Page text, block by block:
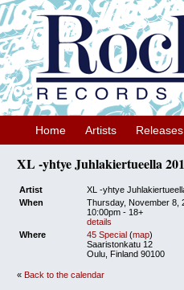
Home Artists Releases
XL -yhtye Juhlakiertueella
Artist
XL -yhtye
When
Thursday, November 8,
10:00pm - 18+
details
Where
45 Special (map)
Saaristonkatu 12
Oulu, Finland 90100
« Back to the calendar